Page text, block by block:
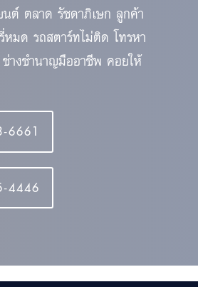
นต์ ตลาด รัชดาภิเษก ลูกค้า
มด รถสตาร์ทไม่ติด โทรหา
างชำนาญมืออาชีพ คอยให้
6661
4446